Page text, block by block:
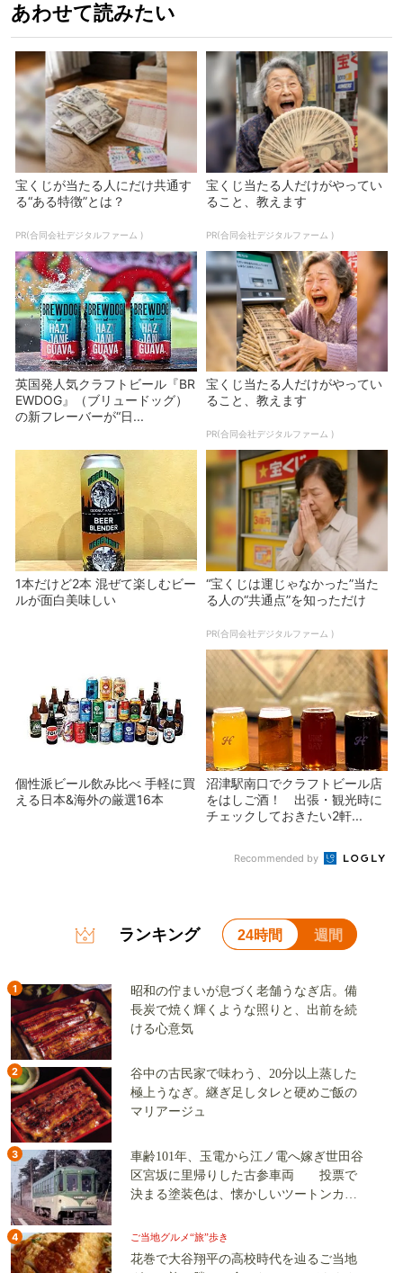
あわせて読みたい
宝くじが当たる人にだけ共通す
る“ある特徴”とは？
PR(合同会社デジタルファーム )
宝くじ当たる人だけがやってい
ること、教えます
PR(合同会社デジタルファーム )
英国発人気クラフトビール『BR
EWDOG』（ブリュードッグ）
の新フレーバーが“日...
宝くじ当たる人だけがやってい
ること、教えます
PR(合同会社デジタルファーム )
1本だけど2本 混ぜて楽しむビー
ルが面白美味しい
“宝くじは運じゃなかった”当た
る人の“共通点”を知っただけ
PR(合同会社デジタルファーム )
個性派ビール飲み比べ 手軽に買
える日本&海外の厳選16本
沼津駅南口でクラフトビール店
をはしご酒！ 出張・観光時に
チェックしておきたい2軒...
Recommended by
ランキング 24時間 週間
1
昭和の佇まいが息づく老舗うなぎ店。備
長炭で焼く輝くような照りと、出前を続
ける心意気
2
谷中の古民家で味わう、20分以上蒸した
極上うなぎ。継ぎ足しタレと硬めご飯の
マリアージュ
3
車齢101年、玉電から江ノ電へ嫁ぎ世田谷
区宮坂に里帰りした古参車両 投票で
決まる塗装色は、懐かしいツートンカラ
4 ご当地グルメ“旅”歩き
花巻で大谷翔平の高校時代を辿るご当地